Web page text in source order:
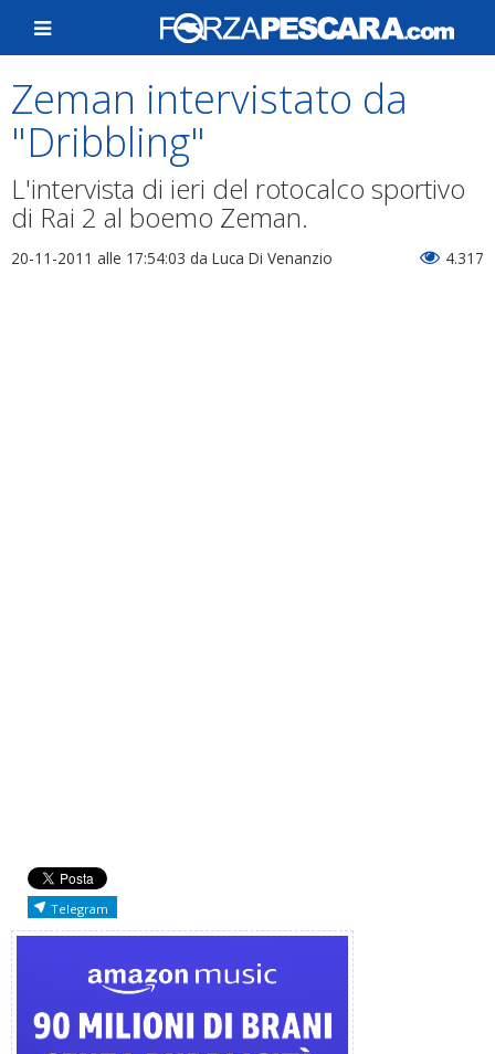
Zeman intervistato da
"Dribbling"
L'intervista di ieri del rotocalco sportivo
di Rai 2 al boemo Zeman.
20-11-2011 alle 17:54:03 da Luca Di Venanzio 4.317
Telegram